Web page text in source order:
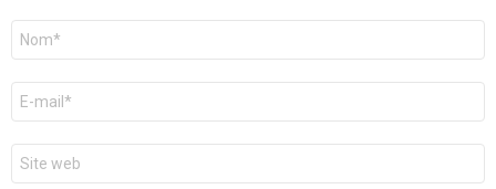
Nom
E-
mail
*
Site
web